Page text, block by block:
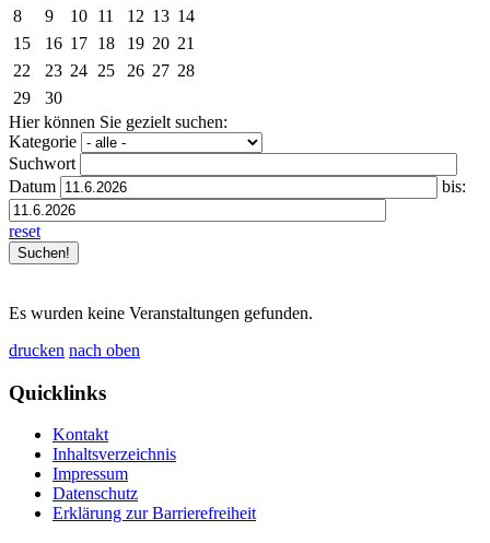
8
9 10 11 12 13 14
15
16 17 18 19 20 21
22
23 24 25 26 27 28
29
30
Hier können Sie gezielt suchen:
Kategorie
Suchwort
Datum
bis:
reset
Es wurden keine Veranstaltungen gefunden.
drucken nach oben
Quicklinks
Kontakt
Inhaltsverzeichnis
Impressum
Datenschutz
Erklärung zur Barrierefreiheit